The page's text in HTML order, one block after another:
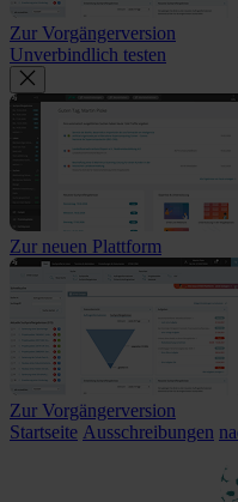
Zur Vorgängerversion
Unverbindlich testen
Zur neuen Plattform
Zur Vorgängerversion
Startseite Ausschreibungen